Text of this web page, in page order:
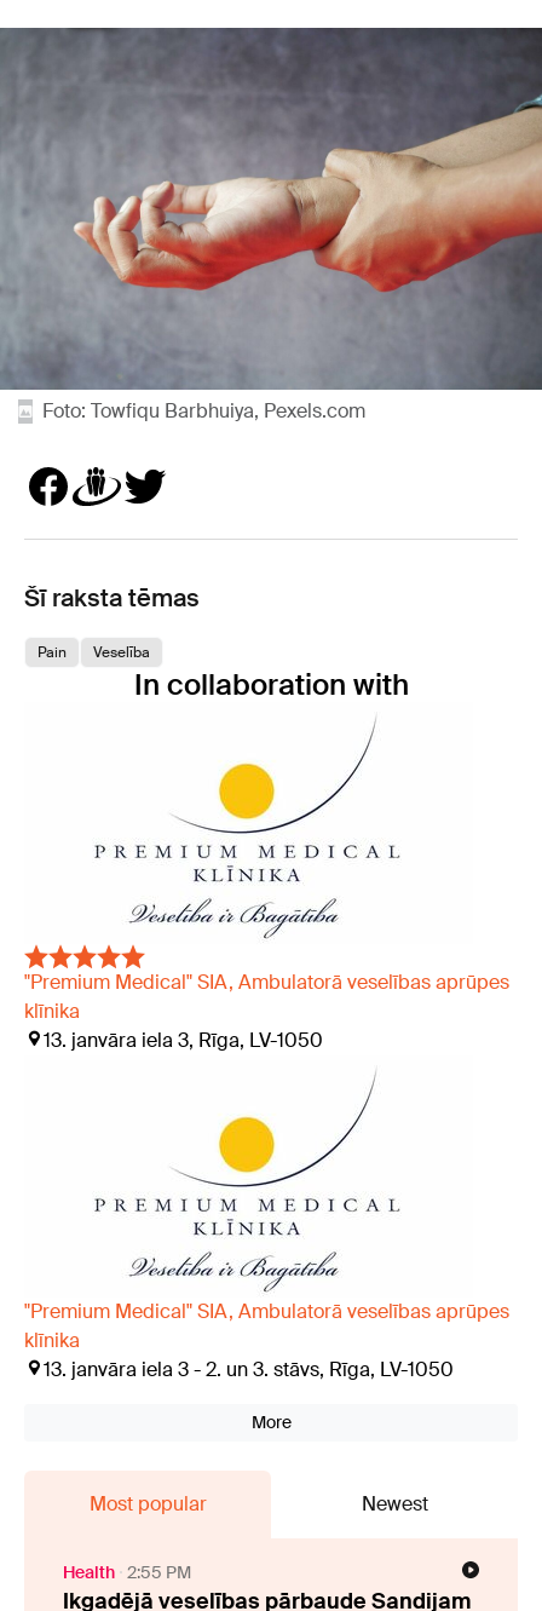
Foto: Towfiqu Barbhuiya, Pexels.com
Šī raksta tēmas
Pain Veselība
In collaboration with
"Premium Medical" SIA, Ambulatorā veselības aprūpes
klīnika
13. janvāra iela 3, Rīga, LV-1050
"Premium Medical" SIA, Ambulatorā veselības aprūpes
klīnika
13. janvāra iela 3 - 2. un 3. stāvs, Rīga, LV-1050
More
Most popular Newest
Health 2:55 PM
Ikgadējā veselības pārbaude Sandijam